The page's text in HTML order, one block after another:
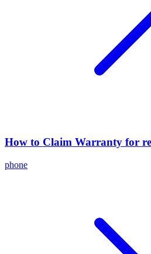
How to Claim Warranty for
phone